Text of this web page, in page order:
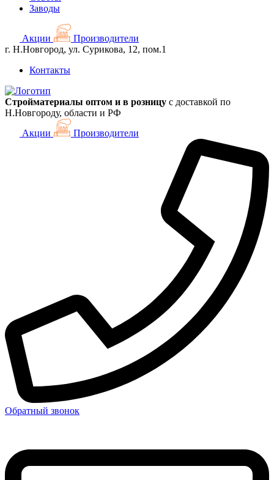
Заводы
Акции
Производители
г. Н.Новгород, ул. Сурикова, 12, пом.1
Контакты
Стройматериалы оптом и в розницу с доставкой по
Н.Новгороду, области и РФ
Акции
Производители
Обратный звонок